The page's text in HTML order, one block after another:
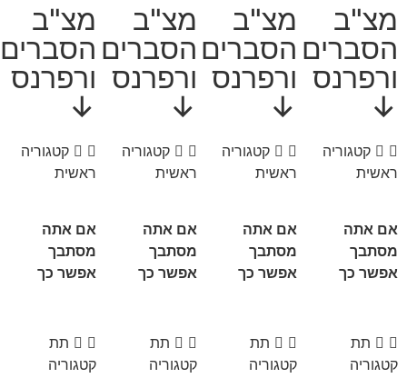
מצ"ב
הסברים
ורפרנס
↓
קטגוריה
ראשית
אם אתה
מסתבך
אפשר כך
תת
קטגוריה
מצ"ב
הסברים
ורפרנס
↓
קטגוריה
ראשית
אם אתה
מסתבך
אפשר כך
תת
קטגוריה
מצ"ב
הסברים
ורפרנס
↓
קטגוריה
ראשית
אם אתה
מסתבך
אפשר כך
תת
קטגוריה
מצ"ב
הסברים
ורפרנס
↓
קטגוריה
ראשית
אם אתה
מסתבך
אפשר כך
תת
קטגוריה